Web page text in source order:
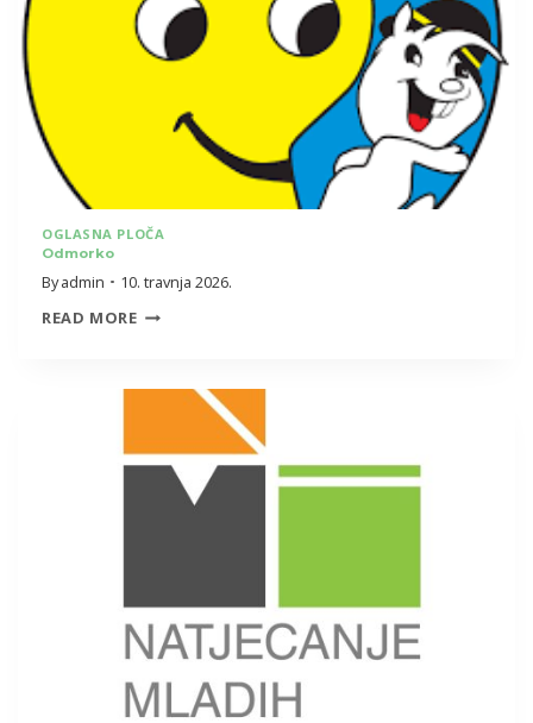
OGLASNA PLOČA
Odmorko
Byadmin
10. travnja 2026.
READ MOREODMORKO